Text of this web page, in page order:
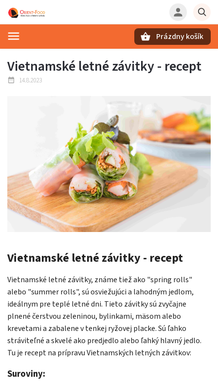
Prázdny košík
Vietnamské letné závitky - recept
14.8.2023
Vietnamské letné závitky - recept
Vietnamské letné závitky, známe tiež ako "spring rolls"
alebo "summer rolls", sú osviežujúci a lahodným jedlom,
ideálnym pre teplé letné dni. Tieto závitky sú zvyčajne
plnené čerstvou zeleninou, bylinkami, mäsom alebo
krevetami a zabalene v tenkej ryžovej placke. Sú ľahko
stráviteľné a skvelé ako predjedlo alebo ľahký hlavný jedlo.
Tu je recept na prípravu Vietnamských letných závitkov:
Suroviny: